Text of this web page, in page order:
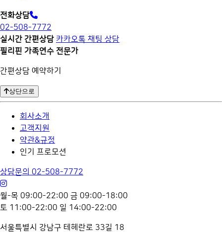
전화상담
02-508-7772
실시간 간편상담 카카오톡 채팅 상담
필리핀 가족연수 전문가
간편상담 예약하기
상단으로
회사소개
고객지원
약관&규정
인기 프로모션
상담문의 02-508-7772
인스타그램 바로가기
월-목 09:00-22:00 금 09:00-18:00
토 11:00-22:00 일 14:00-22:00
서울특별시 강남구 테헤란로 33길 18